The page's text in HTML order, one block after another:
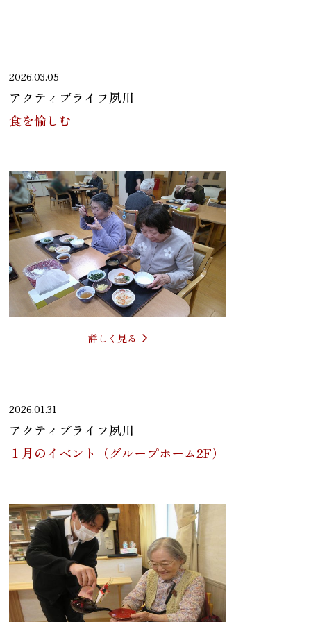
2026.03.05
アクティブライフ夙川
食を愉しむ
詳しく見る
2026.01.31
アクティブライフ夙川
１月のイベント（グループホーム2F）